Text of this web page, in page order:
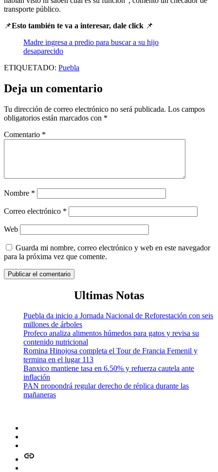
transporte público.
📌Esto también te va a interesar, dale click 📌
Madre ingresa a predio para buscar a su hijo
desaparecido
ETIQUETADO: Puebla
Deja un comentario
Tu dirección de correo electrónico no será publicada. Los campos
obligatorios están marcados con *
Comentario *
Nombre *
Correo electrónico *
Web
Guarda mi nombre, correo electrónico y web en este navegador
para la próxima vez que comente.
Ultimas Notas
Puebla da inicio a Jornada Nacional de Reforestación con seis
millones de árboles
Profeco analiza alimentos húmedos para gatos y revisa su
contenido nutricional
Romina Hinojosa completa el Tour de Francia Femenil y
termina en el lugar 113
Banxico mantiene tasa en 6.50% y refuerza cautela ante
inflación
PAN propondrá regular derecho de réplica durante las
mañaneras
issuu